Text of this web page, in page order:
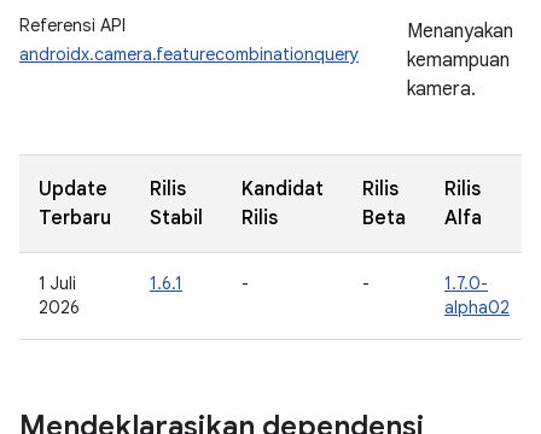
Referensi API
androidx.camera.featurecombinationquery
Menanyakan
kemampuan
kamera.
Update
Terbaru
Rilis
Stabil
Kandidat
Rilis
Rilis
Beta
Rilis
Alfa
1 Juli
2026
1.6.1 - -
1.7.0-
alpha02
Mendeklarasikan dependensi